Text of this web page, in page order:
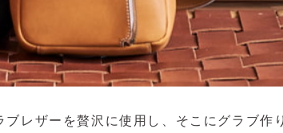
レザーを贅沢に使用し、そこにグラブ作